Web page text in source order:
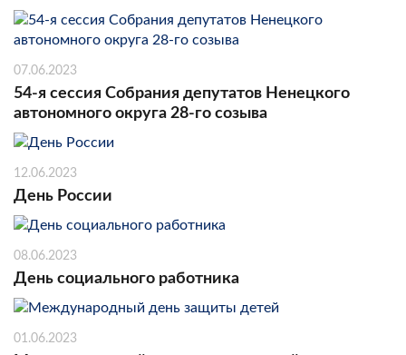
07.06.2023
54-я сессия Собрания депутатов Ненецкого
автономного округа 28-го созыва
12.06.2023
День России
08.06.2023
День социального работника
01.06.2023